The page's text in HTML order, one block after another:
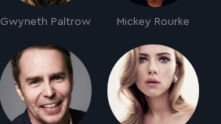
Gwyneth Paltrow Mickey Rourke